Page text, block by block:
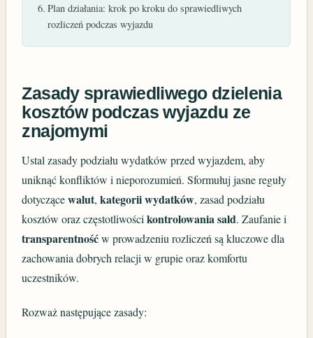
Plan działania: krok po kroku do sprawiedliwych
rozliczeń podczas wyjazdu
Zasady sprawiedliwego dzielenia
kosztów podczas wyjazdu ze
znajomymi
Ustal zasady podziału wydatków przed wyjazdem, aby
uniknąć konfliktów i nieporozumień. Sformułuj jasne reguły
dotyczącewalut,kategorii wydatków, zasad podziału
kosztów oraz częstotliwościkontrolowania sald. Zaufanie i
transparentnośćw prowadzeniu rozliczeń są kluczowe dla
zachowania dobrych relacji w grupie oraz komfortu
uczestników.
Rozważ następujące zasady: